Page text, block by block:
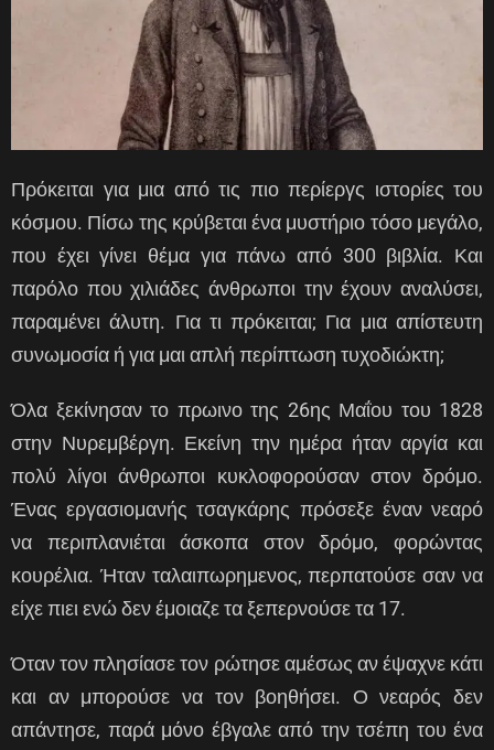
Πρόκειται για μια από τις πιο περίεργς ιστορίες του
κόσμου. Πίσω της κρύβεται ένα μυστήριο τόσο μεγάλο,
που έχει γίνει θέμα για πάνω από 300 βιβλία. Και
παρόλο που χιλιάδες άνθρωποι την έχουν αναλύσει,
παραμένει άλυτη. Για τι πρόκειται; Για μια απίστευτη
συνωμοσία ή για μαι απλή περίπτωση τυχοδιώκτη;
Όλα ξεκίνησαν το πρωινο της 26ης Μαΐου του 1828
στην Νυρεμβέργη. Εκείνη την ημέρα ήταν αργία και
πολύ λίγοι άνθρωποι κυκλοφορούσαν στον δρόμο.
Ένας εργασιομανής τσαγκάρης πρόσεξε έναν νεαρό
να περιπλανιέται άσκοπα στον δρόμο, φορώντας
κουρέλια. Ήταν ταλαιπωρημενος, περπατούσε σαν να
είχε πιει ενώ δεν έμοιαζε τα ξεπερνούσε τα 17.
Όταν τον πλησίασε τον ρώτησε αμέσως αν έψαχνε κάτι
και αν μπορούσε να τον βοηθήσει. Ο νεαρός δεν
απάντησε, παρά μόνο έβγαλε από την τσέπη του ένα